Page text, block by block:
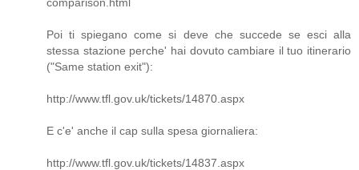
Poi ti spiegano come si deve che succede se esci alla
stessa stazione perche' hai dovuto cambiare il tuo itinerario
("Same station exit"):
http://www.tfl.gov.uk/tickets/14870.aspx
E c'e' anche il cap sulla spesa giornaliera:
http://www.tfl.gov.uk/tickets/14837.aspx